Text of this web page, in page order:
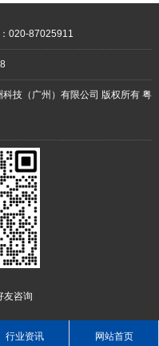
020-87025911
技（广州）有限公司 版权所有 粤
友咨询
行业资讯 网站首页